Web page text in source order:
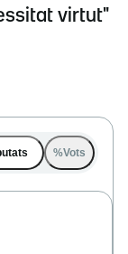
virtut"
%Vots